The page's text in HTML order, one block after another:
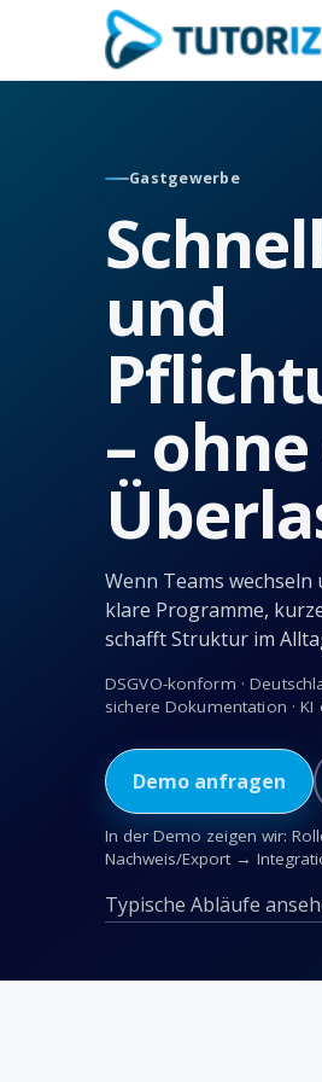
Gastgewerbe
und
–
Wenn Teams
klare Programme,
schafft Struktur im
DSGVO-konform ·
sichere Dokumentation ·
Demo anfragen
In der Demo zeigen wir:
Nachweis/Export →
Typische Abläufe